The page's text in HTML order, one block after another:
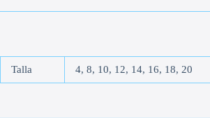
Talla 4, 8, 10, 12, 14, 16, 18, 20